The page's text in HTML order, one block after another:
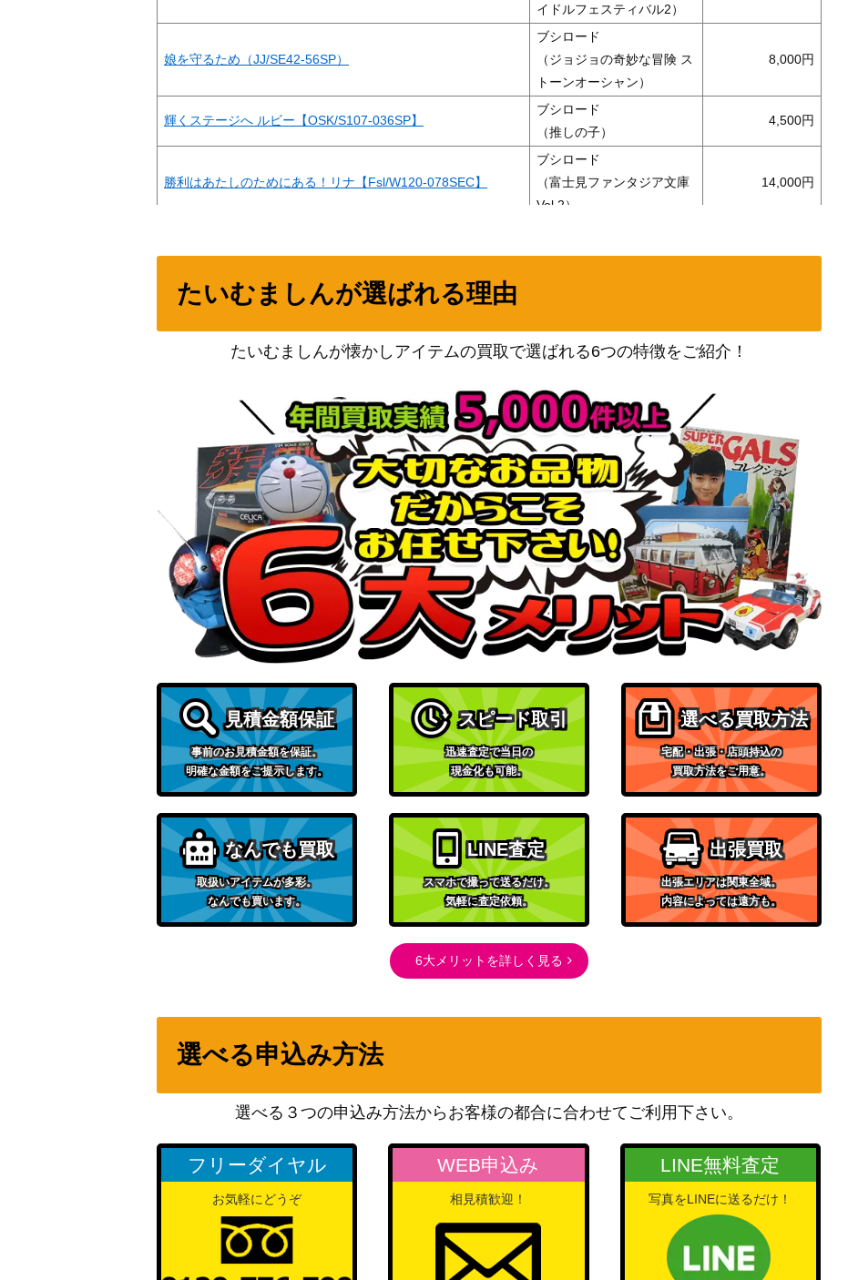
イドルフェスティバル2）
娘を守るため（JJ/SE42-56SP）
ブシロード
（ジョジョの奇妙な冒険 ス
トーンオーシャン）
8,000
輝くステージへ ルビー【OSK/S107-036SP】
ブシロード
（推しの子）
4,500
勝利はあたしのためにある！リナ【Fsl/W120-078SEC】
ブシロード
（富士見ファンタジア文庫
Vol.2）
14,000
託された「希望」 E・アルニーニョ（JJ/SE42-31SP）
（ジョジョの奇妙な冒険 ス
2,300
天才たちの恋愛頭脳戦～）
楽しいおしゃべり あおい【YRC/W116-008SP】
（ゆるキャン△
SEASON3）
終末なにする？ 命 吹雪【HBR/W117-039SP】
ブシロード
（ヘブンバーンズレッド
Vol.2）
9,980
凛々しく咲く 雨嘉(ALL/S76-002SP)
ブシロード
（アサルトリリィ
BOUQUET）
5,000
千夜・プライド【GU/WE46-17SP】
ブシロード
（「ご注文はうさぎです
か？」10th Anniversary）
7,000
絆が紡ぐ奇跡の歌 ヨハネ【YHN/W111-022SP】
（幻日のヨハネ -
SUNSHINE in the
MIRROR-）
8,000
未来へ一緒に 百鬼あやめ(HOL/W91-082SSP)
ブシロード
（ホロライブプロダクショ
ン）
40,000
“空前のブーム到来”桐ヶ谷透子 (BD/W95-001SSP)
ブシロード
（バンドリ！ ガールズバン
ドパーティ！ 5th
Anniversary）
12,000
酔いどれ？店員 ミズキ（LRC/W105-001SSP）
（リコリス・リコイル）
5SP】
ブシロード
ーダービー 新時代の扉』）
（ウマ娘）
ブシロード
（バンドリ！ ガールズバン
ドパーティ！ 5th
たいむましんが選ばれる理由
たいむましんが懐かしアイテムの買取で選ばれる6つの特徴をご紹介！
見積金額保証
事前のお見積金額を保証。
明確な金額をご提示します。
スピード取引
迅速査定で当日の
現金化も可能。
選べる買取方法
宅配・出張・店頭持込の
買取方法をご用意。
なんでも買取
取扱いアイテムが多彩。
なんでも買います。
LINE査定
スマホで撮って送るだけ。
気軽に査定依頼。
出張買取
出張エリアは関東全域。
内容によっては遠方も。
6大メリットを詳しく見る
選べる申込み方法
選べる３つの申込み方法からお客様の都合に合わせてご利用下さい。
フリーダイヤル
お気軽にどうぞ
WEB申込み
相見積歓迎！
LINE無料査定
写真をLINEに送るだけ！